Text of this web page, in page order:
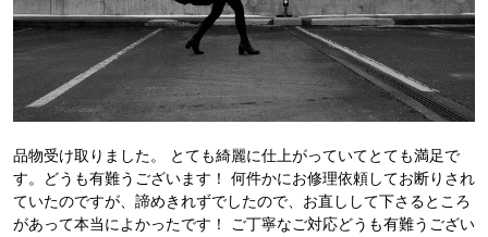
品物受け取りました。 とても綺麗に仕上がっていてとても満足で
す。どうも有難うございます！ 何件かにお修理依頼してお断りされ
ていたのですが、諦めきれずでしたので、お直しして下さるところ
があって本当によかったです！ ご丁寧なご対応どうも有難うござい